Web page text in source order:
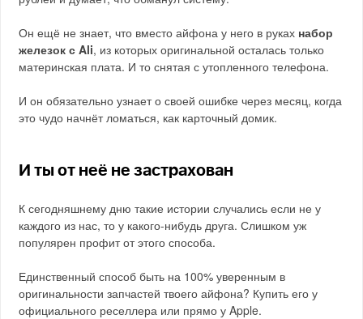
Он ещё не знает, что вместо айфона у него в руках набор
железок с Ali, из которых оригинальной осталась только
материнская плата. И то снятая с утопленного телефона.
И он обязательно узнает о своей ошибке через месяц, когда
это чудо начнёт ломаться, как карточный домик.
И ты от неё не застрахован
К сегодняшнему дню такие истории случались если не у
каждого из нас, то у какого-нибудь друга. Слишком уж
популярен профит от этого способа.
Единственный способ быть на 100% уверенным в
оригинальности запчастей твоего айфона? Купить его у
официального реселлера или прямо у Apple.